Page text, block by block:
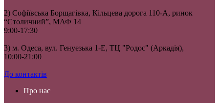
2) Софіївська Борщагівка, Кільцева дорога 110-А, ринок
“Столичний”, МАФ 14
9:00-17:30
3) м. Одеса, вул. Генуезька 1-Е, ТЦ "Родос" (Аркадія),
10:00-21:00
До контактів
Про нас